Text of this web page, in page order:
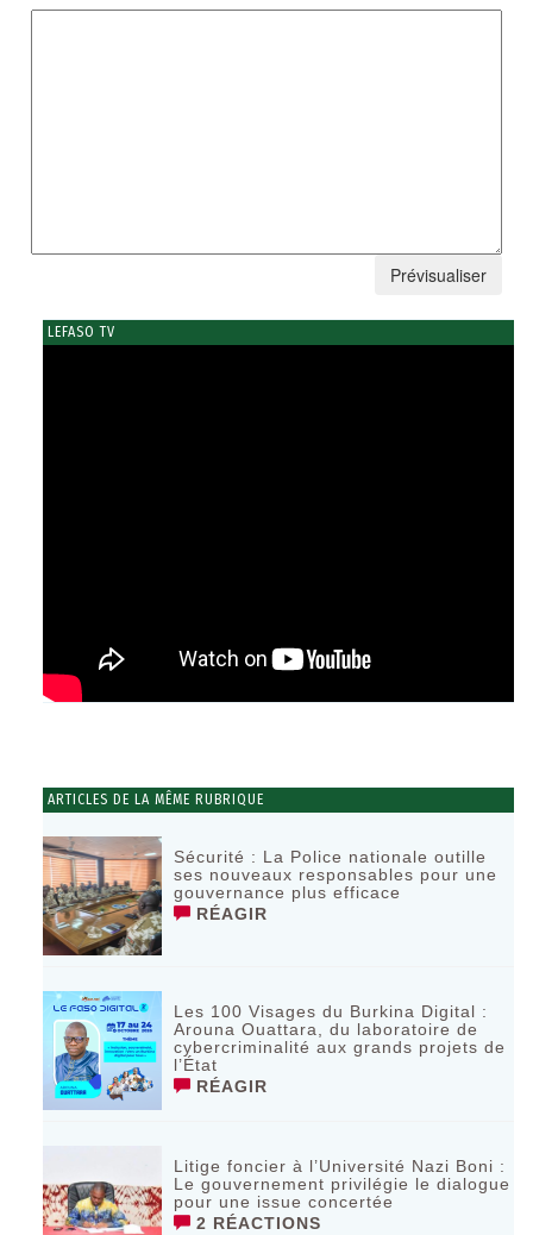
LEFASO TV
ARTICLES DE LA MÊME RUBRIQUE
Sécurité : La Police nationale outille
ses nouveaux responsables pour une
gouvernance plus efficace
RÉAGIR
Les 100 Visages du Burkina Digital :
Arouna Ouattara, du laboratoire de
cybercriminalité aux grands projets de
l’État
RÉAGIR
Litige foncier à l’Université Nazi Boni :
Le gouvernement privilégie le dialogue
pour une issue concertée
2 RÉACTIONS